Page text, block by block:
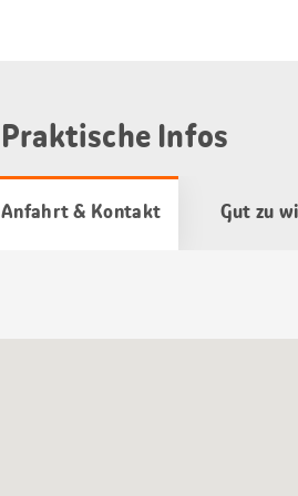
Praktische Infos
Anfahrt & Kontakt Gut zu